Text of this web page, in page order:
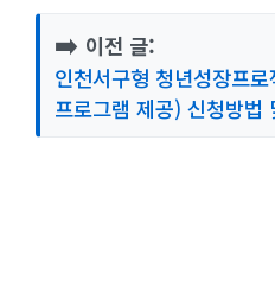
➡️ 이전 글:
인천서구형 청년성장프
프로그램 제공) 신청방법